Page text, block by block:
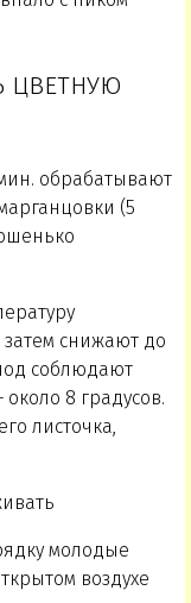
ЦВЕТНУЮ
обрабатывают
(5
снижают до
соблюдают
8 градусов.
листочка,
молодые
воздухе